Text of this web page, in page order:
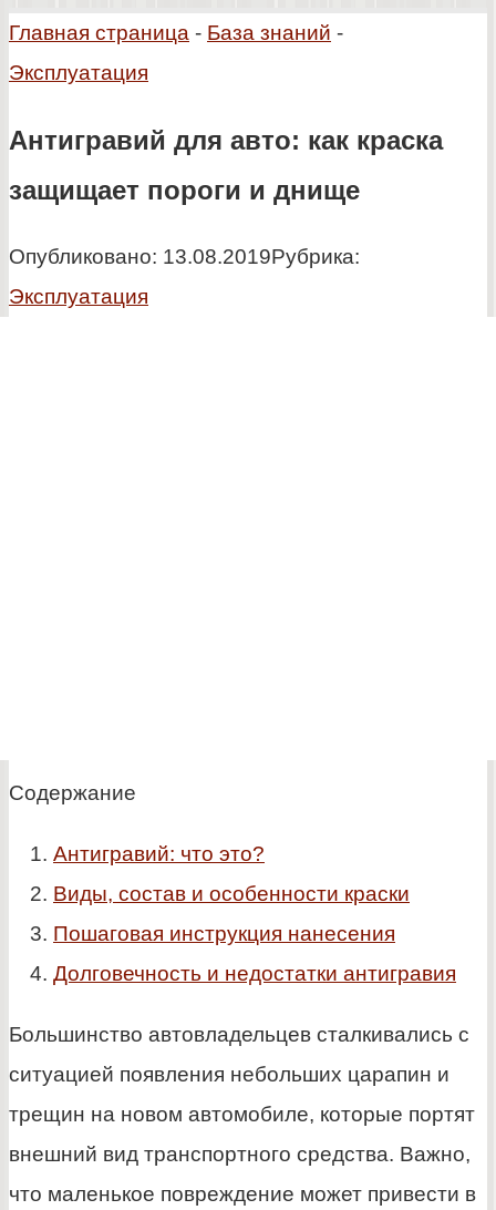
Главная страница - База знаний -
Эксплуатация
Антигравий для авто: как краска
защищает пороги и днище
Опубликовано: 13.08.2019Рубрика:
Эксплуатация
Содержание
Антигравий: что это?
Виды, состав и особенности краски
Пошаговая инструкция нанесения
Долговечность и недостатки антигравия
Большинство автовладельцев сталкивались с
ситуацией появления небольших царапин и
трещин на новом автомобиле, которые портят
внешний вид транспортного средства. Важно,
что маленькое повреждение может привести в